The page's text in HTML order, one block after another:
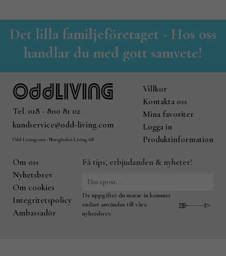
Det lilla familjeföretaget - Hos oss
handlar du med gott samvete!
Tel. 018 - 800 81 02
kundservice@odd-living.com
Odd-Living.com - Norrgården Living AB
Villkor
Kontakta oss
Mina favoriter
Logga in
Produktinformation
Om oss
Nyhetsbrev
Om cookies
Integritetspolicy
Ambassadör
Få tips, erbjudanden & nyheter!
De uppgifter du matar in kommer
endast användas till våra
nyhetsbrev.